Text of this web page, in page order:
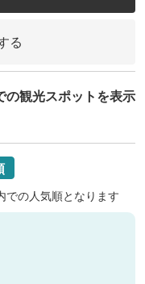
る
の観光スポットを表示
の人気順となります